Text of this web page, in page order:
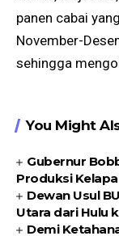
panen cabai
November-
sehingga
You Might
Gubernur
Produksi
Dewan Usul
Utara dari Hulu
Demi